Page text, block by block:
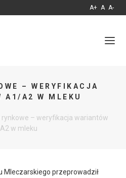
A+ A A-
– WERYFIKACJA
A1/A2 W MLEKU
rynkowe – weryfikacja wariantów
w mleku
Mleczarskiego przeprowadził